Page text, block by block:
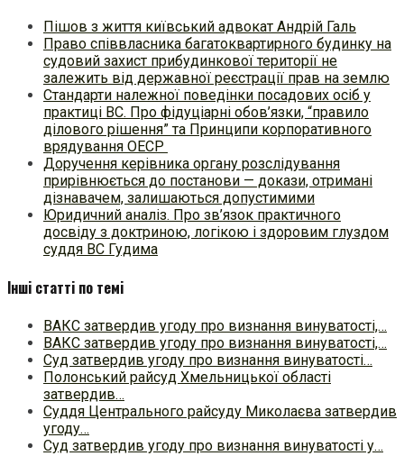
Пішов з життя київський адвокат Андрій Галь
Право співвласника багатоквартирного будинку на
судовий захист прибудинкової території не
залежить від державної реєстрації прав на землю
Стандарти належної поведінки посадових осіб у
практиці ВC. Про фідуціарні обов’язки, “правило
ділового рішення” та Принципи корпоративного
врядування ОЕСР
Доручення керівника органу розслідування
прирівнюється до постанови — докази, отримані
дізнавачем, залишаються допустимими
Юридичний аналіз. Про зв’язок практичного
досвіду з доктриною, логікою і здоровим глуздом
суддя ВС Гудима
Інші статті по темі
ВАКС затвердив угоду про визнання винуватості,…
ВАКС затвердив угоду про визнання винуватості,…
Суд затвердив угоду про визнання винуватості…
Полонський райсуд Хмельницької області
затвердив…
Суддя Центрального райсуду Миколаєва затвердив
угоду…
Суд затвердив угоду про визнання винуватості у…